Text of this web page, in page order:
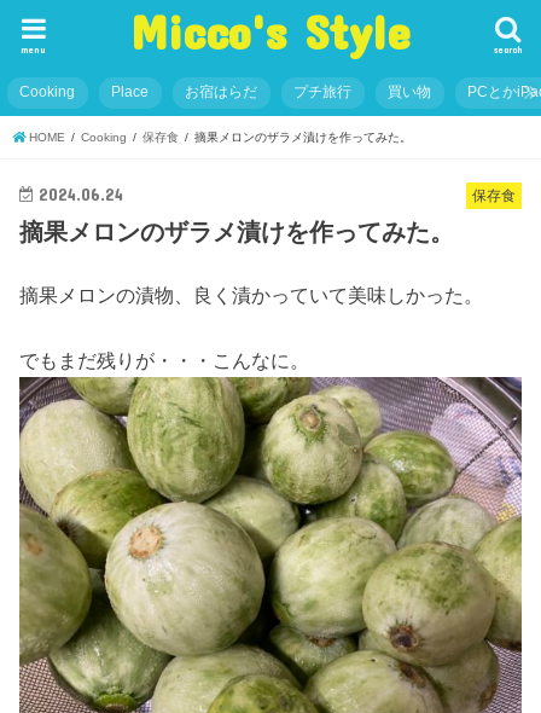
Micco's Style search
menu
Cooking Place お宿はらだ プチ旅行 買い物 PCとか
HOME Cooking 保存食 摘果メロンのザラメ漬けを作ってみた。
保存食
2024.06.24
摘果メロンのザラメ漬けを作ってみた。
摘果メロンの漬物、良く漬かっていて美味しかった。
でもまだ残りが・・・こんなに。